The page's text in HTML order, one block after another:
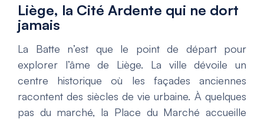
Liège, la Cité Ardente qui ne dort
jamais
La Batte n’est que le point de départ pour
explorer l’âme de Liège. La ville dévoile un
centre historique où les façades anciennes
racontent des siècles de vie urbaine. À quelques
pas du marché, la Place du Marché accueille